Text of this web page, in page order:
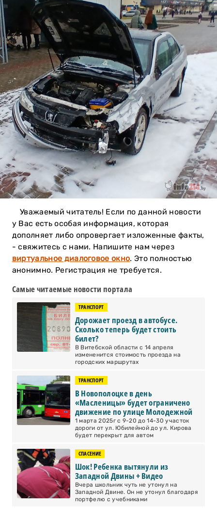
Уважаемый читатель! Если по данной новости
у Вас есть особая информация, которая
дополняет либо опровергает изложенные факты,
- свяжитесь с нами. Напишите нам через
виртуальное диалоговое окно. Это полностью
анонимно. Регистрация не требуется.
Самые читаемые новости портала
ТРАНСПОРТ
Дорожает проезд в автобусе.
Сколько теперь будет стоить
билет?
В Витебской области с 14 апреля
измененится стоимость проезда на
городских маршрутах
ТРАНСПОРТ
В Новополоцке в день
«Масленицы» будет ограничено
движение по улице Молодежной
1 марта 2025г с 9-20 до 14-30 участок
дороги от ул. Юбилейной до ул. Кирова
будет перекрыт для автом
СПАСЕНИЕ
Шок! Ребенка вытянули из
Западной Двины + Видео
Вчера школьник чуть не утонул на
Западной Двине. Он не утонул благодаря
портфелю с учебниками